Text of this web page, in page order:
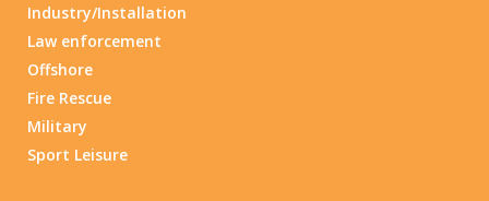
Industry/Installation
Law enforcement
Offshore
Fire Rescue
Military
Sport Leisure